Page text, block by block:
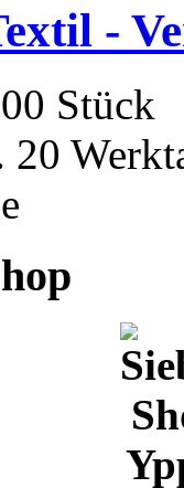
-
Stück
20